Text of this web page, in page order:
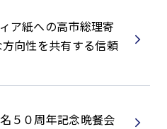
ア紙への高市総理寄
向性を共有する信頼
５０周年記念晩餐会